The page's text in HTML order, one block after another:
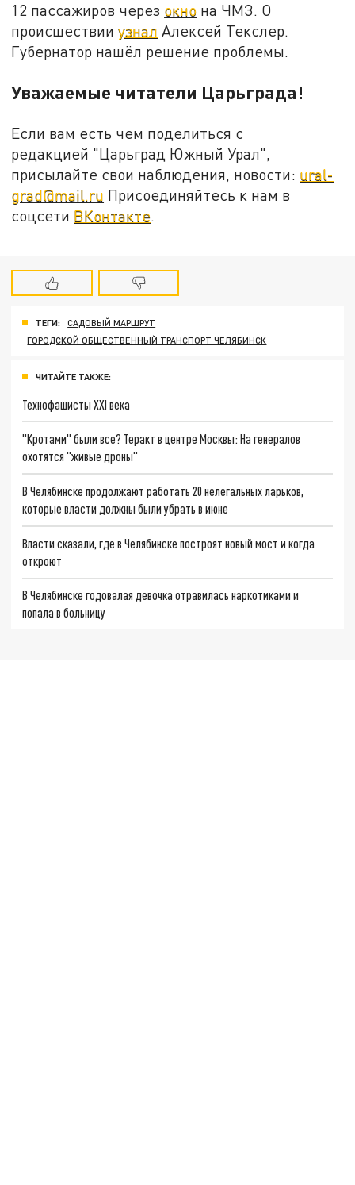
12 пассажиров через окно на ЧМЗ. О
происшествииузнал Алексей Текслер.
Губернатор нашёл решение проблемы.
Уважаемые читатели Царьграда!
Если вам есть чем поделиться с
редакцией "Царьград Южный Урал",
присылайте свои наблюдения, новости: ural-
grad@mail.ru Присоединяйтесь к нам в
соцсети ВКонтакте.
ТЕГИ:
САДОВЫЙ МАРШРУТ
ГОРОДСКОЙ ОБЩЕСТВЕННЫЙ ТРАНСПОРТ ЧЕЛЯБИНСК
ЧИТАЙТЕ ТАКЖЕ:
Технофашисты XXI века
"Кротами" были все? Теракт в центре Москвы: На генералов
охотятся "живые дроны"
В Челябинске продолжают работать 20 нелегальных ларьков,
которые власти должны были убрать в июне
Власти сказали, где в Челябинске построят новый мост и когда
откроют
В Челябинске годовалая девочка отравилась наркотиками и
попала в больницу